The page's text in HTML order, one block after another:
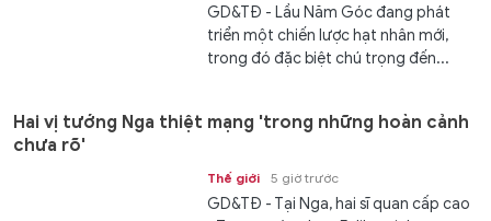
GD&TĐ - Lầu Năm Góc đang phát
triển một chiến lược hạt nhân mới,
trong đó đặc biệt chú trọng đến...
Hai vị tướng Nga thiệt mạng 'trong những hoàn cảnh
chưa rõ'
Thế giới 5 giờ trước
GD&TĐ - Tại Nga, hai sĩ quan cấp cao